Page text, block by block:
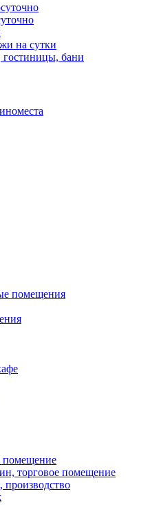
на сутки
гостиницы, бани
помещения
торговое помещение